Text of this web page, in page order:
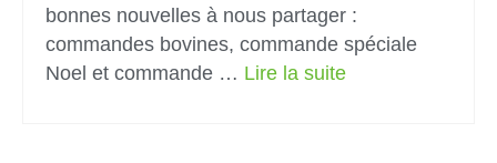
bonnes nouvelles à nous partager :
commandes bovines, commande spéciale
Noel et commande … Lire la suite­­